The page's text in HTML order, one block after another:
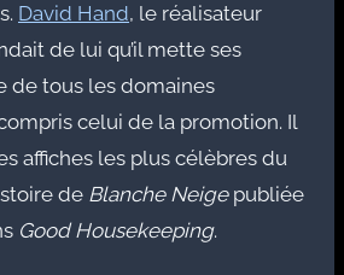
David Hand, le réalisateur
de lui qu’il mette ses
de tous les domaines
celui de la promotion. Il
affiches les plus célèbres du
de Blanche Neigepubliée
Good Housekeeping.